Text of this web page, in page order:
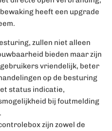
heeft een upgrade
zullen niet alleen
bieden maar zijn
vriendelijk, beter
op de besturing
status indicatie,
bij foutmelding
zijn zowel de